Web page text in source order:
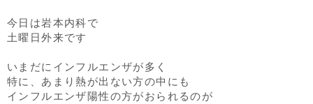
今日は岩本内科で
土曜日外来です
いまだにインフルエンザが多く
特に、あまり熱が出ない方の中にも
インフルエンザ陽性の方がおられるのが